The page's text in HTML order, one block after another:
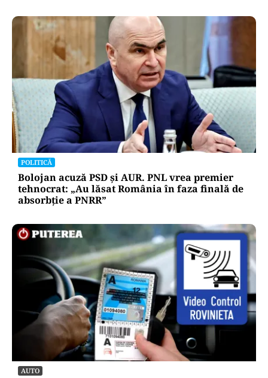
POLITICĂ
Bolojan acuză PSD și AUR. PNL vrea premier
tehnocrat: „Au lăsat România în faza finală de
absorbţie a PNRR”
AUTO